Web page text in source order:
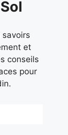
et
conseils
pour